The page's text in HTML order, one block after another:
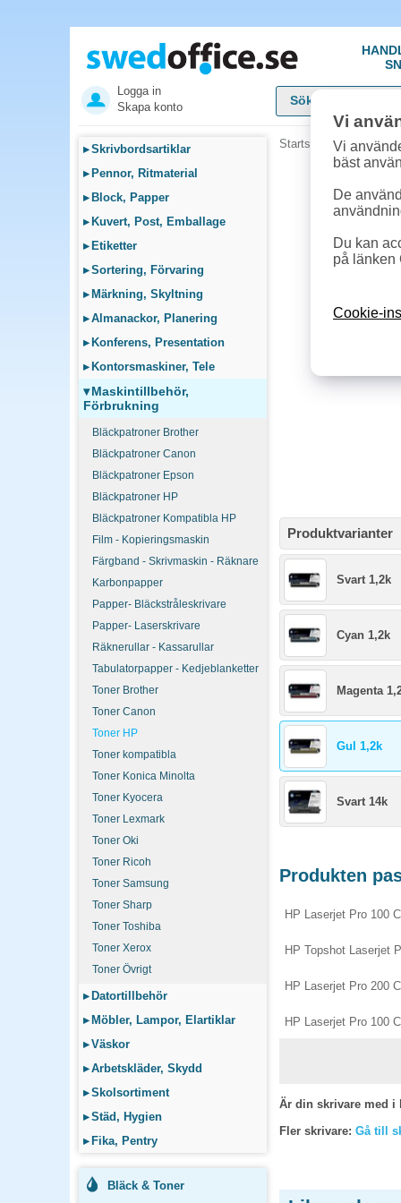
Logga in
Skapa konto
▸Skrivbordsartiklar
▸ Pennor, Ritmaterial
▸ Block, Papper
▸ Kuvert, Post, Emballage
▸ Etiketter
▸Sortering, Förvaring
▸ Märkning, Skyltning
▸Almanackor, Planering
▸ Konferens, Presentation
▸ Kontorsmaskiner, Tele
▾Maskintillbehör,
Förbrukning
Bläckpatroner Brother
Bläckpatroner Canon
Bläckpatroner Epson
Bläckpatroner HP
Bläckpatroner Kompatibla HP
Film - Kopieringsmaskin
Färgband - Skrivmaskin - Räknare
Karbonpapper
Papper- Bläckstråleskrivare
Papper- Laserskrivare
Räknerullar - Kassarullar
Tabulatorpapper - Kedjeblanketter
Toner Brother
Toner Canon
Toner HP
Toner kompatibla
Toner Konica Minolta
Toner Kyocera
Toner Lexmark
Toner Oki
Toner Ricoh
Toner Samsung
Toner Sharp
Toner Toshiba
Toner Xerox
Toner Övrigt
▸ Datortillbehör
▸ Möbler, Lampor, Elartiklar
▸Väskor
▸Arbetskläder, Skydd
▸Skolsortiment
▸Städ, Hygien
▸ Fika, Pentry
Bläck & Toner
Startsida »
Produktvarianter
Svart 1,2k
Cyan 1,2k
Magenta
Gul 1,2k
Svart 14k
Produkten
HP Laserjet Pro 100
HP Topshot Laserjet
HP Laserjet Pro 200
HP Laserjet Pro 100
Är din skrivare med i
Fler skrivare: Gå till
Vi
Vi
bäst
De
Du kan
på länken
Cookie-